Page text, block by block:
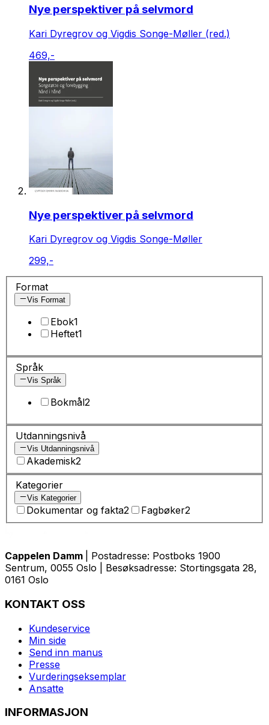
Nye perspektiver på selvmord
Kari Dyregrov og Vigdis Songe-Møller (red.)
469,-
Nye perspektiver på selvmord
Kari Dyregrov og Vigdis Songe-Møller
299,-
Format
Vis Format
Ebok1
Heftet1
Språk
Vis Språk
Bokmål2
Utdanningsnivå
Vis Utdanningsnivå
Akademisk2
Kategorier
Vis Kategorier
Dokumentar og fakta2 Fagbøker2
Cappelen Damm
| Postadresse: Postboks 1900
Sentrum, 0055 Oslo | Besøksadresse: Stortingsgata 28,
0161 Oslo
KONTAKT OSS
Kundeservice
Min side
Send inn manus
Presse
Vurderingseksemplar
Ansatte
INFORMASJON